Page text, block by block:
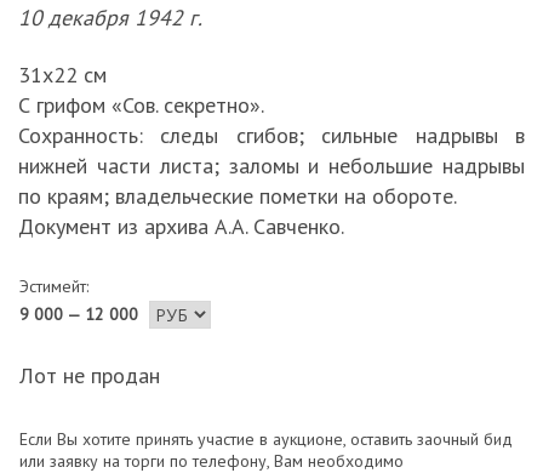
10 декабря 1942 г.
31х22 см
С грифом «Сов. секретно».
Сохранность: следы сгибов; сильные надрывы в
нижней части листа; заломы и небольшие надрывы
по краям; владельческие пометки на обороте.
Документ из архива А.А. Савченко.
Эстимейт:
9 000 — 12 000
Лот не продан
Если Вы хотите принять участие в аукционе, оставить заочный бид
или заявку на торги по телефону, Вам необходимо